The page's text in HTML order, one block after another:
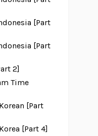
[Part
[Part
2]
Time
[Part
[Part 4]